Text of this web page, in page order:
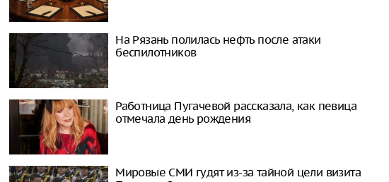
На Рязань полилась нефть после атаки
беспилотников
Работница Пугачевой рассказала, как певица
отмечала день рождения
Мировые СМИ гудят из-за тайной цели визита